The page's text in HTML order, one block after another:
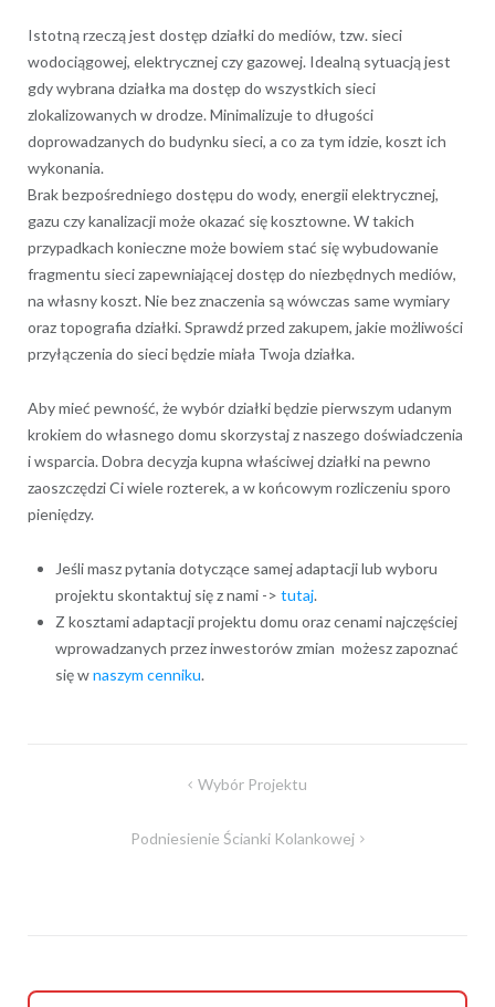
Istotną rzeczą jest dostęp działki do mediów, tzw. sieci
wodociągowej, elektrycznej czy gazowej. Idealną sytuacją jest
gdy wybrana działka ma dostęp do wszystkich sieci
zlokalizowanych w drodze. Minimalizuje to długości
doprowadzanych do budynku sieci, a co za tym idzie, koszt ich
wykonania.
Brak bezpośredniego dostępu do wody, energii elektrycznej,
gazu czy kanalizacji może okazać się kosztowne. W takich
przypadkach konieczne może bowiem stać się wybudowanie
fragmentu sieci zapewniającej dostęp do niezbędnych mediów,
na własny koszt. Nie bez znaczenia są wówczas same wymiary
oraz topografia działki. Sprawdź przed zakupem, jakie możliwości
przyłączenia do sieci będzie miała Twoja działka.
Aby mieć pewność, że wybór działki będzie pierwszym udanym
krokiem do własnego domu skorzystaj z naszego doświadczenia
i wsparcia. Dobra decyzja kupna właściwej działki na pewno
zaoszczędzi Ci wiele rozterek, a w końcowym rozliczeniu sporo
pieniędzy.
Jeśli masz pytania dotyczące samej adaptacji lub wyboru
projektu skontaktuj się z nami -> tutaj.
Z kosztami adaptacji projektu domu oraz cenami najczęściej
wprowadzanych przez inwestorów zmian możesz zapoznać
się wnaszym cenniku.
Wybór Projektu
Podniesienie Ścianki Kolankowej